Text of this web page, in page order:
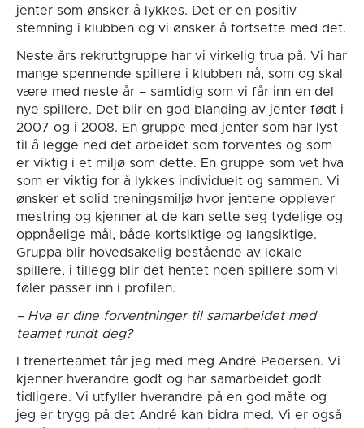
jenter som ønsker å lykkes. Det er en positiv
stemning i klubben og vi ønsker å fortsette med det.
Neste års rekruttgruppe har vi virkelig trua på. Vi har
mange spennende spillere i klubben nå, som og skal
være med neste år – samtidig som vi får inn en del
nye spillere. Det blir en god blanding av jenter født i
2007 og i 2008. En gruppe med jenter som har lyst
til å legge ned det arbeidet som forventes og som
er viktig i et miljø som dette. En gruppe som vet hva
som er viktig for å lykkes individuelt og sammen. Vi
ønsker et solid treningsmiljø hvor jentene opplever
mestring og kjenner at de kan sette seg tydelige og
oppnåelige mål, både kortsiktige og langsiktige.
Gruppa blir hovedsakelig bestående av lokale
spillere, i tillegg blir det hentet noen spillere som vi
føler passer inn i profilen.
– Hva er dine forventninger til samarbeidet med
teamet rundt deg?
I trenerteamet får jeg med meg André Pedersen. Vi
kjenner hverandre godt og har samarbeidet godt
tidligere. Vi utfyller hverandre på en god måte og
jeg er trygg på det André kan bidra med. Vi er også